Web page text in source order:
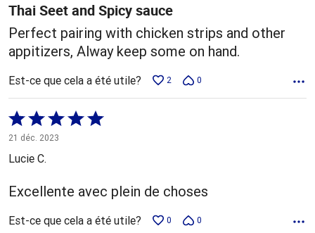
Thai Seet and Spicy sauce
Perfect pairing with chicken strips and other
appitizers, Alway keep some on hand.
Est-ce que cela a été utile? 2 0
Coté
5 sur
5
21 déc. 2023
Lucie C.
Excellente avec plein de choses
Est-ce que cela a été utile? 0 0